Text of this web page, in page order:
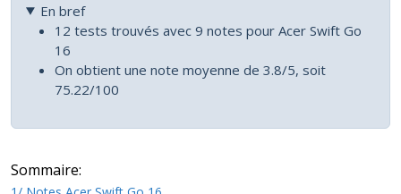
En bref
12 tests trouvés avec 9 notes pour Acer Swift Go
16
On obtient une note moyenne de 3.8/5, soit
75.22/100
Sommaire: